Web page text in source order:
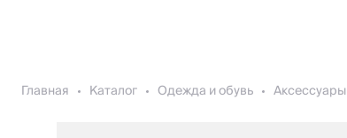
Главная Каталог Одежда и обувь Аксессуары